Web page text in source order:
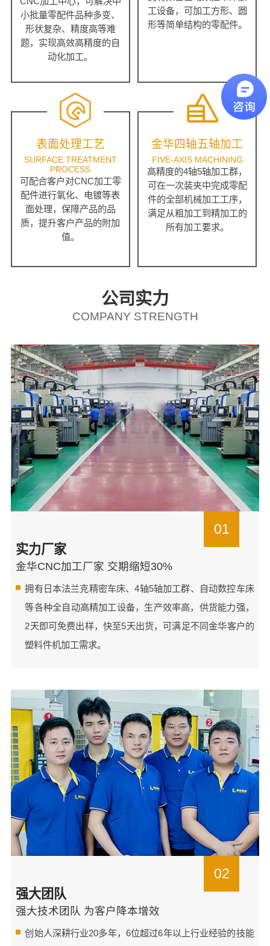
小批量零配件品种多变、
形状复杂、精度高等难
题，实现高效高精度的自
动化加工。
工设备，可加工方形、圆
形等简单结构的零配件。
表面处理工艺
SURFACE TREATMENT
PROCESS
可配合客户对CNC加工零
配件进行氧化、电镀等表
面处理，保障产品的品
质，提升客户产品的附加
值。
金华四轴五轴加工
FIVE-AXIS MACHINING
高精度的4轴5轴加工群，
可在一次装夹中完成零配
件的全部机械加工工序，
满足从粗加工到精加工的
所有加工要求。
公司实力
COMPANY STRENGTH
01
实力厂家
金华CNC加工厂家 交期缩短30%
拥有日本法兰克精密车床、4轴5轴加工群、自动数控车床
等各种全自动高精加工设备，生产效率高，供货能力强，
2天即可免费出样，快至5天出货，可满足不同金华客户的
塑料件机加工需求。
02
强大团队
强大技术团队 为客户降本增效
创始人深耕行业20多年，6位超过6年以上行业经验的技能